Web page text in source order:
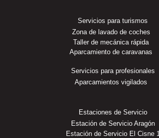
Servicios para turismos
Zona de lavado de coches
Taller de mecánica rápida
Aparcamiento de caravanas
Servicios para profesionales
Aparcamientos vigilados
Estaciones de Servicio
Estación de Servicio Aragón
Estación de Servicio El Cisne 1